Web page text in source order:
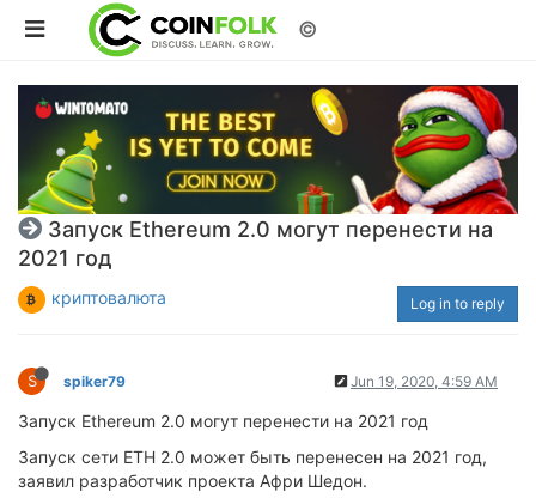
©
Запуск Ethereum 2.0 могут перенести на
2021 год
криптовалюта Log in to reply
S spiker79 Jun 19, 2020, 4:59 AM
Запуск Ethereum 2.0 могут перенести на 2021 год
Запуск сети ETH 2.0 может быть перенесен на 2021 год,
заявил разработчик проекта Афри Шедон.